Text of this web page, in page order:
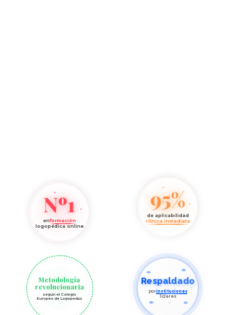
Nº1
enformación
logopédica online
95%
de aplicabilidad
clínica inmediata
Metodología
revolucionaria
según el Colegio
Europeo de Logopedas
Respaldado
porinstituciones
líderes